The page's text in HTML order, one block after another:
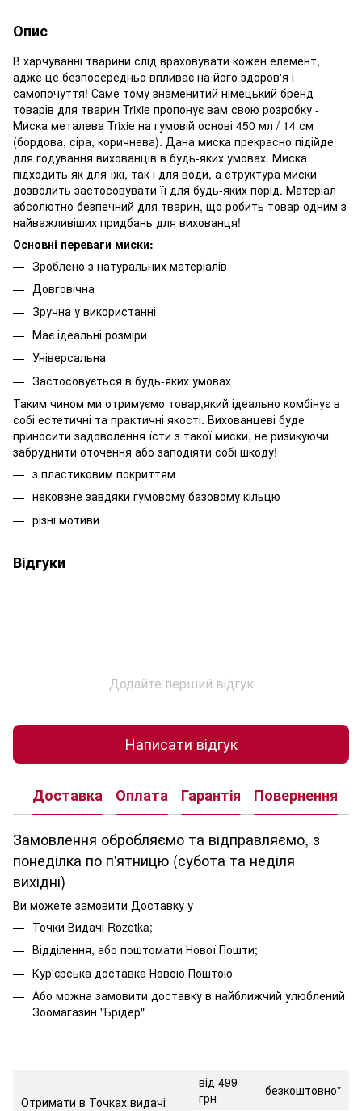
Опис
В харчуванні тварини слід враховувати кожен елемент,
адже це безпосередньо впливає на його здоров'я і
самопочуття! Саме тому знаменитий німецький бренд
товарів для тварин Trixie пропонує вам свою розробку -
Миска металева Trixie на гумовій основі 450 мл / 14 см
(бордова, сіра, коричнева). Дана миска прекрасно підійде
для годування вихованців в будь-яких умовах. Миска
підходить як для їжі, так і для води, а структура миски
дозволить застосовувати її для будь-яких порід. Матеріал
абсолютно безпечний для тварин, що робить товар одним з
найважливіших придбань для вихованця!
Основні переваги миски:
Зроблено з натуральних матеріалів
Довговічна
Зручна у використанні
Має ідеальні розміри
Універсальна
Застосовується в будь-яких умовах
Таким чином ми отримуємо товар,який ідеально комбінує в
собі естетичні та практичні якості. Вихованцеві буде
приносити задоволення їсти з такої миски, не ризикуючи
забруднити оточення або заподіяти собі шкоду!
з пластиковим покриттям
нековзне завдяки гумовому базовому кільцю
різні мотиви
Відгуки
Додайте перший відгук
Написати відгук
Доставка Оплата Гарантія Повернення
Замовлення обробляємо та відправляємо, з
понеділка по п'ятницю (субота та неділя
вихідні)
Ви можете замовити Доставку у
Точки Видачі Rozetka;
Відділення, або поштомати Нової Пошти;
Кур'єрська доставка Новою Поштою
Або можна замовити доставку в найближчий улюблений
Зоомагазин "Брідер"
Отримати в Точках видачі
від 499
грн
безкоштовно*